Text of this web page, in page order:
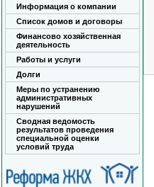
Информация о компании
Список домов и договоры
Финансово хозяйственная
деятельность
Работы и услуги
Долги
Меры по устранению
административных
нарушений
Сводная ведомость
результатов проведения
специальной оценки
условий труда